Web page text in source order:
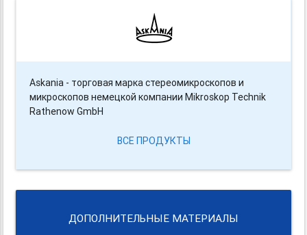
Askania - торговая марка стереомикроскопов и
микроскопов немецкой компании Mikroskop Technik
Rathenow GmbH
ВСЕ ПРОДУКТЫ
ДОПОЛНИТЕЛЬНЫЕ МАТЕРИАЛЫ